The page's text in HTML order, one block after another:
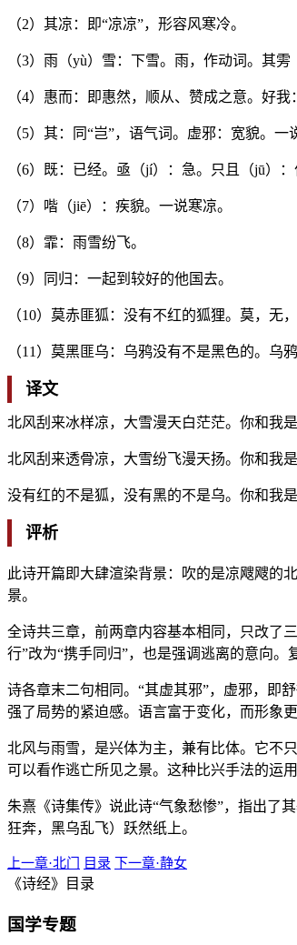
（2）其凉：即“凉凉”，形容风寒冷。
（3）雨（yù）雪：下雪。雨，作动词。其雱
（4）惠而：即惠然，顺从、赞成之意。好我
（5）其：同“岂”，语气词。虚邪：宽貌。一
（6）既：已经。亟（jí）：急。只且（jū）：
（7）喈（jiē）：疾貌。一说寒凉。
（8）霏：雨雪纷飞。
（9）同归：一起到较好的他国去。
（10）莫赤匪狐：没有不红的狐狸。莫，无
（11）莫黑匪乌：乌鸦没有不是黑色的。乌
译文
北风刮来冰样凉，大雪漫天白茫茫。你和我
北风刮来透骨凉，大雪纷飞漫天扬。你和我
没有红的不是狐，没有黑的不是乌。你和我
评析
此诗开篇即大肆渲染背景：吹的是凉飕飕的
景。
全诗共三章，前两章内容基本相同，只改了
行”改为“携手同归”，也是强调逃离的意向。
诗各章末二句相同。“其虚其邪”，虚邪，即
强了局势的紧迫感。语言富于变化，而形象更
北风与雨雪，是兴体为主，兼有比体。它不
可以看作逃亡所见之景。这种比兴手法的运
朱熹《诗集传》说此诗“气象愁惨”，指出了
狂奔，黑乌乱飞）跃然纸上。
上一章·北门 目录 下一章·静女
《诗经》目录
国学专题